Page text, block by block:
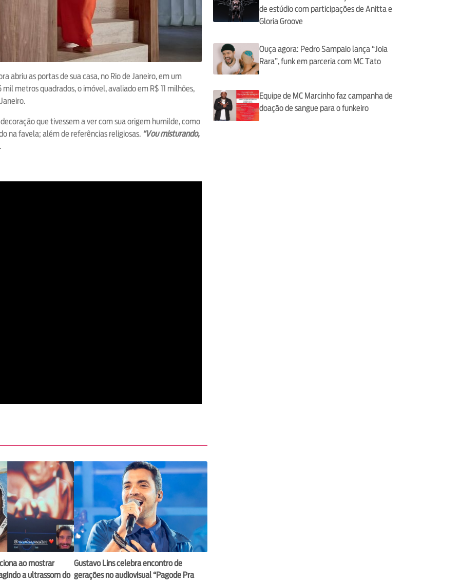
abriu as portas de sua casa, no Rio de Janeiro, em um
metros quadrados, o imóvel, avaliado em R$ 11 milhões,
que tivessem a ver com sua origem humilde, como
na favela; além de referências religiosas. “Vou misturando,
ao mostrar
a ultrassom do
Gustavo Lins celebra encontro de
gerações no audiovisual “Pagode Pra
de estúdio com participações de Anitta e
Gloria Groove
Ouça agora: Pedro Sampaio lança “Joia
Rara”, funk em parceria com MC Tato
Equipe de MC Marcinho faz campanha de
doação de sangue para o funkeiro